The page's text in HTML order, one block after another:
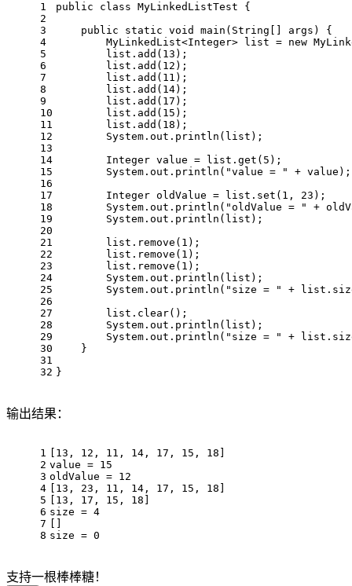
1
2
3
4
5
6
7
8
9
10
11
12
13
14
15
16
17
18
19
20
21
22
23
24
25
26
27
28
29
30
31
32
public class MyLinkedListTest
{
public
static void main (String[] args)
{
        MyLinkedList<Integer> list =
new
        list.add(
13 );
        list.add(
12 );
        list.add(
11 );
        list.add(
14);
        list.add(
17 );
        list.add(
15 );
        list.add(
18 );
        System.out.println(list);
        Integer value = list.get(
5 );
        System.out.println(
"value = "
+ value);
        Integer oldValue = list.set(
1 , 23 );
        System.out.println(
"oldValue = "
+
        System.out.println(list);
        list.remove(
1 );
        list.remove(
1 );
        list.remove(
1 );
        System.out.println(list);
        System.out.println(
"size = "
+
        list.clear();
        System.out.println(list);
        System.out.println(
"size = "
+
    }
}
输出结果：
1
2
3
4
5
6
7
8
[13, 12, 11, 14, 17, 15, 18]
value = 15
oldValue = 12
[13, 23, 11, 14, 17, 15, 18]
[13, 17, 15, 18]
size = 4
size = 0
支持一根棒棒糖！